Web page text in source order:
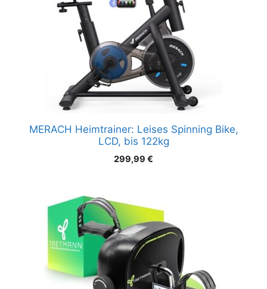
MERACH Heimtrainer: Leises Spinning Bike,
LCD, bis 122kg
299,99 €